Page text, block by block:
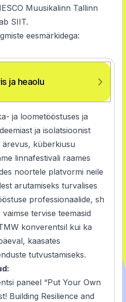
Muusikalinn Tallinn
SIIT.
eesmärkidega:
ja heaolu
ja loometööstuses ja
ja isolatsioonist
ärevus, küberkiusu
linnafestivali raames
noortele platvormi neile
arutamiseks turvalises
professionaalide, sh
tervise teemasid
konverentsil kui ka
kaasates
tutvustamiseks.
paneel “Put Your Own
Building Resilience and